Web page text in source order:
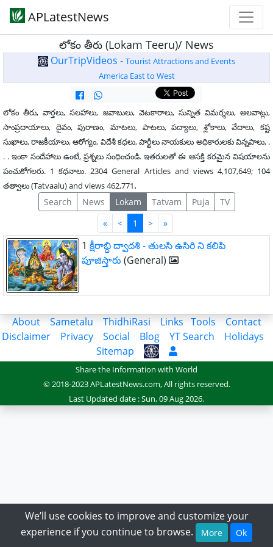
APLatestNews
లోకం తీరు (Lokam Teeru)/ News
OurTripVideos - Tourist Attractions and Events
America East to West
లోకం తీరు, వార్తలు, సలహాలు, జవాబులు, వెటకారాలు, సున్నిత విమర్శలు, అలవాట్లు,
సాంప్రదాయాలు, దైవం, పురాణం, మాటలు, పాటలు, పద్యాలు, శ్లోకాలు, వేదాలు, కష్ట
సుఖాలు, రాజకీయాలు, ఆరోగ్యం, విదేశీ కధలు, పార్టీలు నాయకులు అధికారులకు విన్నపాలు, .
. . ఇంకా సందేహాలు ఉంటే, ప్రశ్నలు సంధించండి. ఇతరులతో ఈ ఆసక్తి కరమైన విషయాలను
పంచుకోగలరు. 1 కధనాలు. 2304 General Articles and views 4,107,649; 104
తత్వాలు (Tatvaalu) and views 462,771.
Search News Lokam Tatvam Puja
TV
«First
< 1 > »Last
1 క్షీరాబ్ధి ద్వాదశి - తులసి ఉసిరి ని కలిపి
పూజిస్తారు (General)
About Sametalu ThidhiRasi Links Tools
Contact
Disclaimer
Privacy Social Blog YT Search
Holidays
Sitemap
Share the Information with World
© 2018-2023 APLatestNews.com, All rights reserved.
Last Updated date : Sun, 09 Aug 2026.
We’ll use cookies to improve and customize your
experience if you continue to browse.
More Ok